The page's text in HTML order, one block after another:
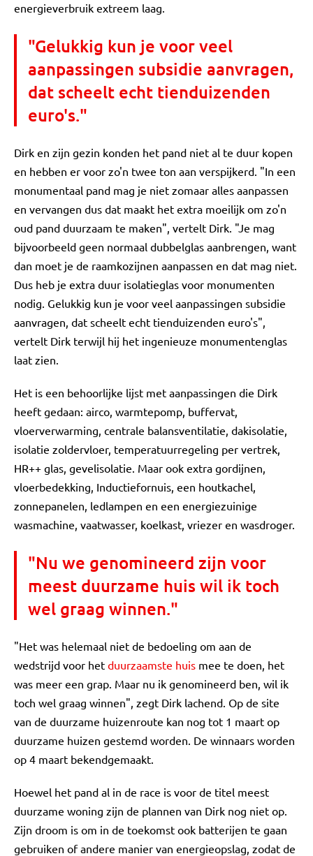
energieverbruik extreem laag.
"Gelukkig kun je voor veel
aanpassingen subsidie aanvragen,
dat scheelt echt tienduizenden
euro's."
Dirk en zijn gezin konden het pand niet al te duur kopen
en hebben er voor zo'n twee ton aan verspijkerd. "In een
monumentaal pand mag je niet zomaar alles aanpassen
en vervangen dus dat maakt het extra moeilijk om zo'n
oud pand duurzaam te maken", vertelt Dirk. "Je mag
bijvoorbeeld geen normaal dubbelglas aanbrengen, want
dan moet je de raamkozijnen aanpassen en dat mag niet.
Dus heb je extra duur isolatieglas voor monumenten
nodig. Gelukkig kun je voor veel aanpassingen subsidie
aanvragen, dat scheelt echt tienduizenden euro's",
vertelt Dirk terwijl hij het ingenieuze monumentenglas
laat zien.
Het is een behoorlijke lijst met aanpassingen die Dirk
heeft gedaan: airco, warmtepomp, buffervat,
vloerverwarming, centrale balansventilatie, dakisolatie,
isolatie zoldervloer, temperatuurregeling per vertrek,
HR++ glas, gevelisolatie. Maar ook extra gordijnen,
vloerbedekking, Inductiefornuis, een houtkachel,
zonnepanelen, ledlampen en een energiezuinige
wasmachine, vaatwasser, koelkast, vriezer en wasdroger.
"Nu we genomineerd zijn voor
meest duurzame huis wil ik toch
wel graag winnen."
"Het was helemaal niet de bedoeling om aan de
wedstrijd voor het duurzaamste huis mee te doen, het
was meer een grap. Maar nu ik genomineerd ben, wil ik
toch wel graag winnen", zegt Dirk lachend. Op de site
van de duurzame huizenroute kan nog tot 1 maart op
duurzame huizen gestemd worden. De winnaars worden
op 4 maart bekendgemaakt.
Hoewel het pand al in de race is voor de titel meest
duurzame woning zijn de plannen van Dirk nog niet op.
Zijn droom is om in de toekomst ook batterijen te gaan
gebruiken of andere manier van energieopslag, zodat de